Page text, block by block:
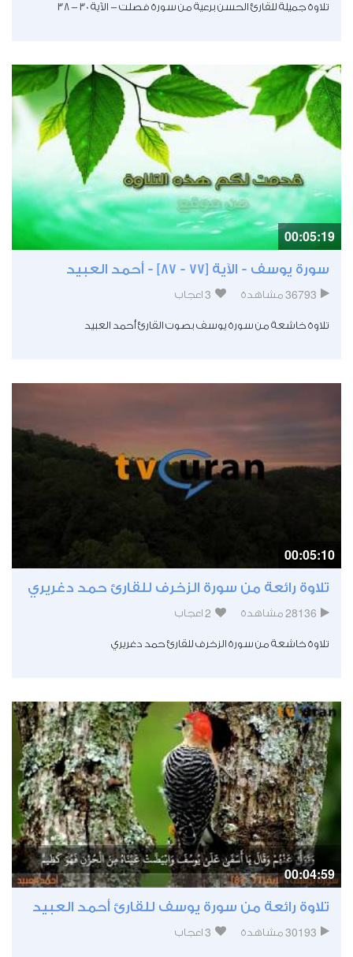
تلاوة جميلة للقارئ الحسن برعية من سورة فصلت - الآية 30 - 38
00:05:19
سورة يوسف - الآية [77 - 87] - أحمد العبيد
36793 مشاهدة 3 اعجاب
تلاوة خاشعة من سورة يوسف بصوت القارئ أحمد العبيد
00:05:10
تلاوة رائعة من سورة الزخرف للقارئ حمد دغريري
28136 مشاهدة 2 اعجاب
تلاوة خاشعة من سورة الزخرف للقارئ حمد دغريري
00:04:59
تلاوة رائعة من سورة يوسف للقارئ أحمد العبيد
30193 مشاهدة 3 اعجاب